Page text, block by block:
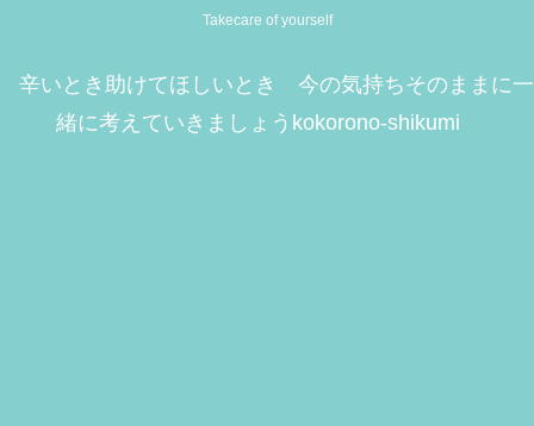
Takecare of yourself
辛いとき助けてほしいとき 今の気持ちそのままに一
緒に考えていきましょうkokorono-shikumi